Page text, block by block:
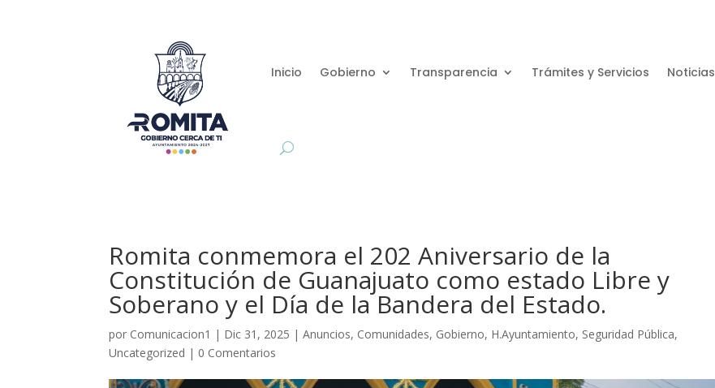
Inicio Gobierno Transparencia Trámites y Servicios Noticias
Romita conmemora el 202 Aniversario de la
Constitución de Guanajuato como estado Libre y
Soberano y el Día de la Bandera del Estado.
por Comunicacion1 | Dic 31, 2025 |Anuncios, Comunidades, Gobierno, H.Ayuntamiento, Seguridad Pública,
Uncategorized | 0 Comentarios